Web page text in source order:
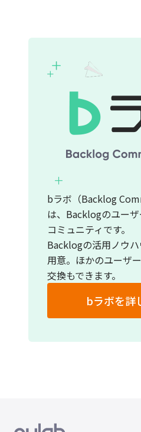
bラボ（Backlog
は、Backlogのユー
コミュニティです。
Backlogの活用ノウ
用意。ほかのユーザ
交換もできます。
bラボを詳